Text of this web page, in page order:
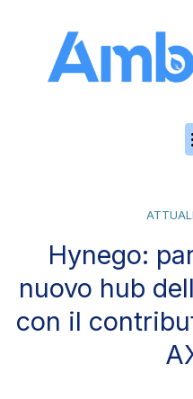
Hynego:
nuovo hub
con il